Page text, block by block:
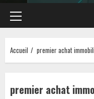
Menu
principal
Accueil premier achat
premier achat